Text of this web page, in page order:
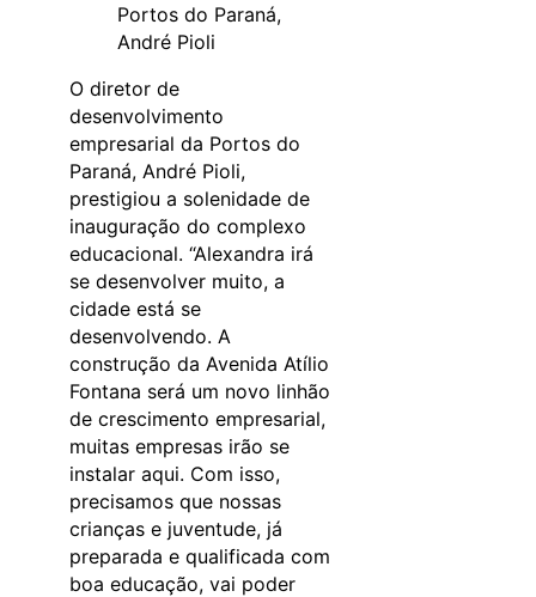
Portos do Paraná,
André Pioli
O diretor de
desenvolvimento
empresarial da Portos do
Paraná, André Pioli,
prestigiou a solenidade de
inauguração do complexo
educacional. “Alexandra irá
se desenvolver muito, a
cidade está se
desenvolvendo. A
construção da Avenida Atílio
Fontana será um novo linhão
de crescimento empresarial,
muitas empresas irão se
instalar aqui. Com isso,
precisamos que nossas
crianças e juventude, já
preparada e qualificada com
boa educação, vai poder